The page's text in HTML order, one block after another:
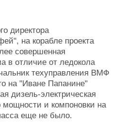
директора
на корабле проекта
совершенная
в отличие от ледокола
техуправления ВМФ
на "Иване Папанине"
дизель-электрическая
мощности и компоновки на
еще не было.